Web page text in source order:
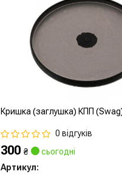
Кришка (заглушка) КПП
0 відгуків
300₴
сьогодні
Артикул: